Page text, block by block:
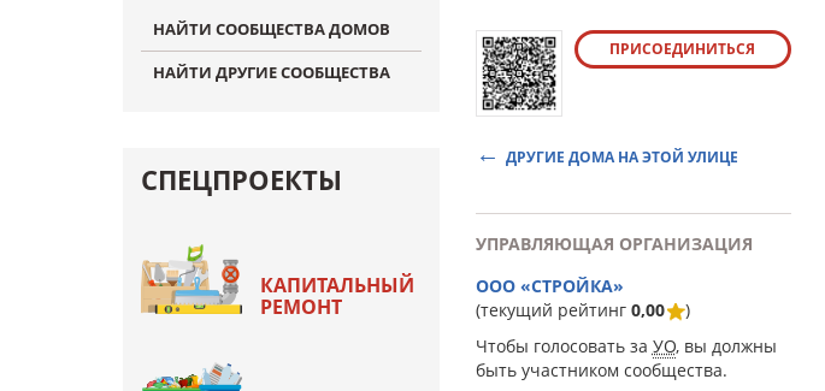
ПРИСОЕДИНИТЬСЯ
ДРУГИЕ ДОМА НА ЭТОЙ УЛИЦЕ
УПРАВЛЯЮЩАЯ ОРГАНИЗАЦИЯ
ООО «СТРОЙКА»
(текущий рейтинг 0,00
)
Чтобы голосовать за УО, вы должны
быть участником сообщества.
НАЙТИ СООБЩЕСТВА ДОМОВ
НАЙТИ ДРУГИЕ СООБЩЕСТВА
СПЕЦПРОЕКТЫ
КАПИТАЛЬНЫЙ
РЕМОНТ